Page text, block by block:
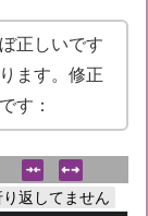
正しいです
ます。修正
す：
り返してません